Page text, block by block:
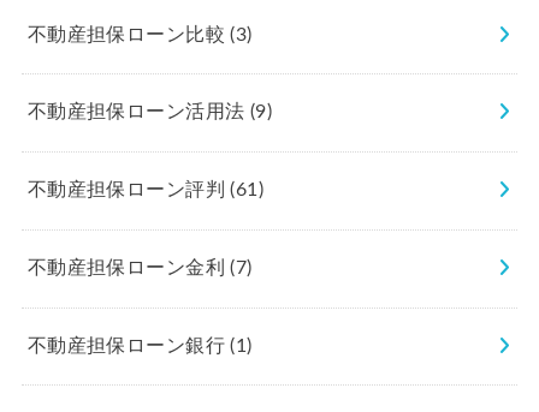
不動産担保ローン比較(3)
不動産担保ローン活用法 (9)
不動産担保ローン評判(61)
不動産担保ローン金利(7)
不動産担保ローン銀行(1)